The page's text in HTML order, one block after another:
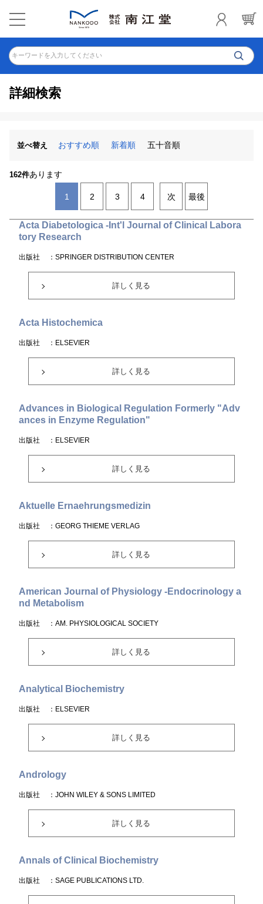
キーワードを入力してください
詳細検索
並べ替え おすすめ順 新着順 五十音順
162件あります
1 2 3 4 次 最後
Acta Diabetologica -Int'l Journal of Clinical Labora
tory Research
出版社 ：SPRINGER DISTRIBUTION CENTER
詳しく見る
Acta Histochemica
出版社 ：ELSEVIER
詳しく見る
Advances in Biological Regulation Formerly "Adv
ances in Enzyme Regulation"
出版社 ：ELSEVIER
詳しく見る
Aktuelle Ernaehrungsmedizin
出版社 ：GEORG THIEME VERLAG
詳しく見る
American Journal of Physiology -Endocrinology a
nd Metabolism
出版社 ：AM. PHYSIOLOGICAL SOCIETY
詳しく見る
Analytical Biochemistry
出版社 ：ELSEVIER
詳しく見る
Andrology
出版社 ：JOHN WILEY & SONS LIMITED
詳しく見る
Annals of Clinical Biochemistry
出版社 ：SAGE PUBLICATIONS LTD.